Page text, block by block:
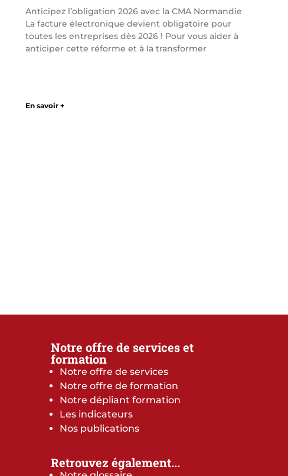
Anticipez l’obligation 2026 avec la CMA Normandie
La facture électronique devient obligatoire pour
toutes les entreprises dès 2026 ! Pour vous aider à
anticiper cette réforme et à la transformer
En savoir +
Notre offre de services et
formation
Notre offre de services
Notre offre de formation
Notre dépliant formation
Les indicateurs
Nos publications
Retrouvez également...